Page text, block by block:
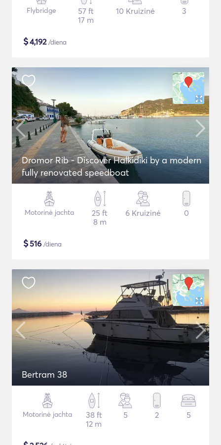
Flybridge
57 ft
17 m
10 Kruizinė 3
$4,192/diena
Dromor Rib - Discover Halkidiki by a modern
fully renovated speedboat
Motorinė jachta
25 ft
8 m
6 Kruizinė 0
$516 /diena
Bertram 38
Motorinė jachta
38 ft
12 m
5 2 5